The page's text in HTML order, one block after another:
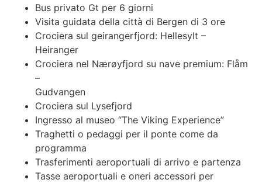
Bus privato Gt per 6 giorni
Visita guidata della città di Bergen di 3 ore
Crociera sul geirangerfjord: Hellesylt –
Heiranger
Crociera nel Nærøyfjord su nave premium: Flåm
–
Gudvangen
Crociera sul Lysefjord
Ingresso al museo “The Viking Experience”
Traghetti o pedaggi per il ponte come da
programma
Trasferimenti aeroportuali di arrivo e partenza
Tasse aeroportuali e oneri accessori per